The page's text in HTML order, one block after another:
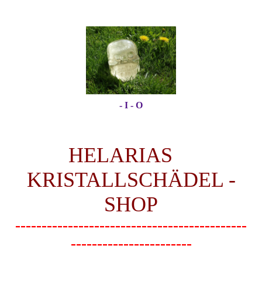
- I - O
HELARIAS
KRISTALLSCHÄDEL -
SHOP
--------------------------------------------
-----------------------